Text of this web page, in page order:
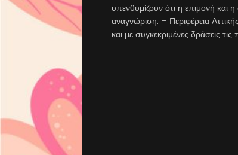
υπενθυμίζουν ότι η επιμονή και
αναγνώριση. H Περιφέρεια
και με συγκεκριμένες δράσεις